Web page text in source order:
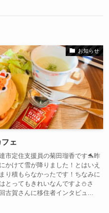
お知らせ
ェ
市定住支援員の菊田瑠香です🐬昨
かけて雪が降りました！とはいえ
り積もらなかったです！ちなみに
とってもきれいなんですよ⛄さ
古賀さんに移住者インタビュ...